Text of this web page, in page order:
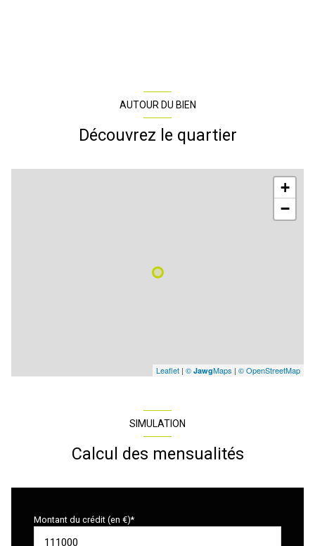
AUTOUR DU BIEN
Découvrez le quartier
+
−
Leaflet | © JawgMaps | © OpenStreetMap
SIMULATION
Calcul des mensualités
Montant du crédit (en €)*